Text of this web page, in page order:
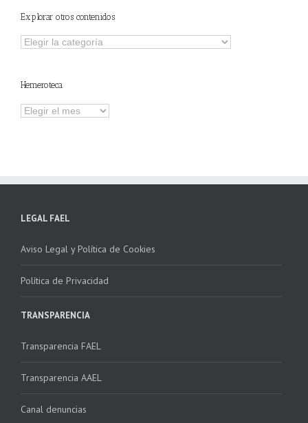
Explorar otros contenidos
Explorar
Hemeroteca
Hemeroteca
LEGAL FAEL
Aviso Legal y Política de Cookies
Política de Privacidad
TRANSPARENCIA
Transparencia FAEL
Transparencia AAEL
Canal denuncias